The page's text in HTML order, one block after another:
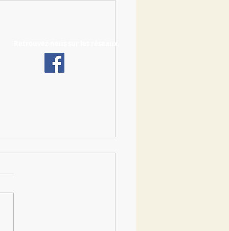
Retrouvez-nous sur les réseaux